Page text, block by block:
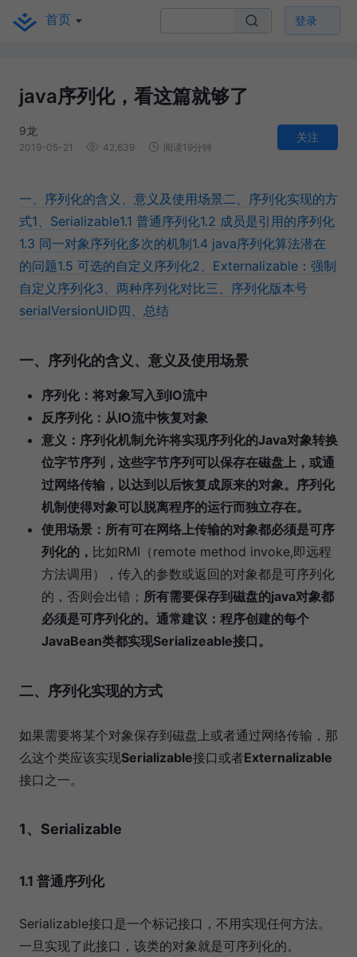
首页 登录
java序列化，看这篇就够了
9龙
2019-05-21 42,639 阅读19分钟
关注
一、序列化的含义、意义及使用场景二、序列化实现的方
式1、Serializable1.1 普通序列化1.2 成员是引用的序列化
1.3 同一对象序列化多次的机制1.4 java序列化算法潜在
的问题1.5 可选的自定义序列化2、Externalizable：强制
自定义序列化3、两种序列化对比三、序列化版本号
serialVersionUID四、总结
一、序列化的含义、意义及使用场景
序列化：将对象写入到IO流中
反序列化：从IO流中恢复对象
意义：序列化机制允许将实现序列化的Java对象转换
位字节序列，这些字节序列可以保存在磁盘上，或通
过网络传输，以达到以后恢复成原来的对象。序列化
机制使得对象可以脱离程序的运行而独立存在。
使用场景：所有可在网络上传输的对象都必须是可序
列化的， 比如RMI（remote method invoke,即远程
方法调用），传入的参数或返回的对象都是可序列化
的，否则会出错； 所有需要保存到磁盘的java对象都
必须是可序列化的。通常建议：程序创建的每个
JavaBean类都实现Serializeable接口。
二、序列化实现的方式
如果需要将某个对象保存到磁盘上或者通过网络传输，那
么这个类应该实现Serializable接口或者Externalizable
接口之一。
1、Serializable
1.1 普通序列化
Serializable接口是一个标记接口，不用实现任何方法。
一旦实现了此接口，该类的对象就是可序列化的。